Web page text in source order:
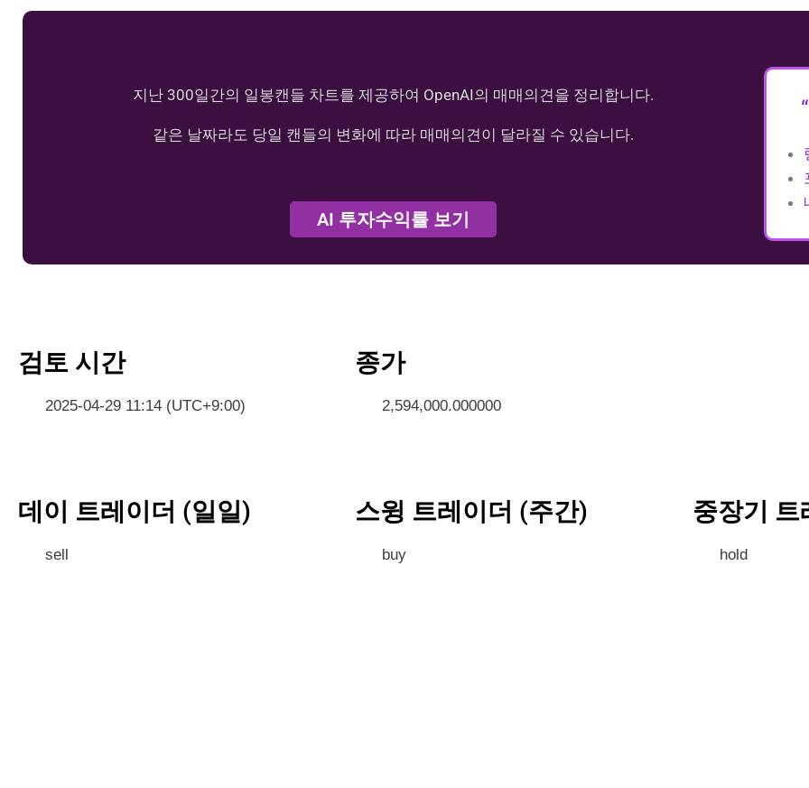
지난 300일간의 일봉캔들 차트를 제공하여 OpenAI의 매매의견을 정리합니다.
같은 날짜라도 당일 캔들의 변화에 따라 매매의견이 달라질 수 있습니다.
AI 투자수익률 보기
검토 시간
2025-04-29 11:14 (UTC+9:00)
종가
2,594,000.000000
데이 트레이더 (일일)
sell
스윙 트레이더 (주간)
buy
중장기 트
hold